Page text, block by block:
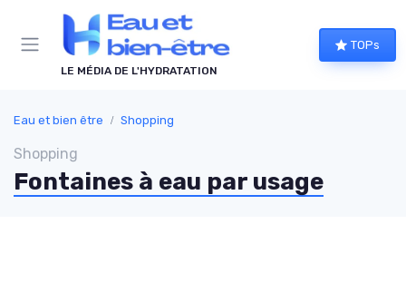
LE MÉDIA DE L'HYDRATATION
TOPs
Eau et bien être Shopping
Shopping
Fontaines à eau par usage
Panneau de gestion des cookies